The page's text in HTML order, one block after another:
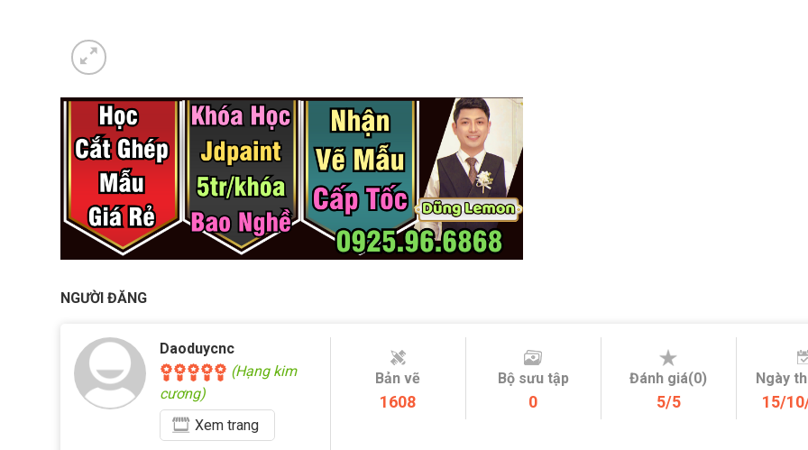
NGƯỜI ĐĂNG
Daoduycnc
(Hạng kim
cương)
Xem trang
Bản vẽ
1608
Bộ sưu tập
0
Đánh giá(0)
5/5
Ngày
15/